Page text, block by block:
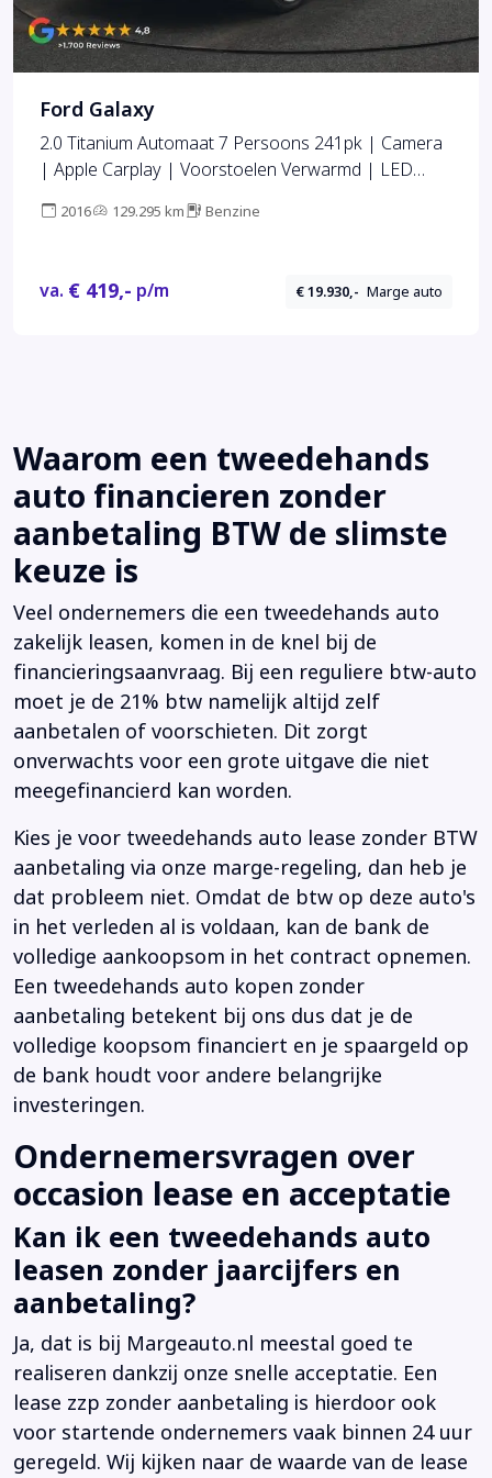
Ford Galaxy
2.0 Titanium Automaat 7 Persoons 241pk | Camera
| Apple Carplay | Voorstoelen Verwarmd | LED
2016 129.295 km Benzine
va. € 419,- p/m € 19.930,- Marge auto
Waarom een tweedehands
auto financieren zonder
aanbetaling BTW de slimste
keuze is
Veel ondernemers die een tweedehands auto
zakelijk leasen, komen in de knel bij de
financieringsaanvraag. Bij een reguliere btw-auto
moet je de 21% btw namelijk altijd zelf
aanbetalen of voorschieten. Dit zorgt
onverwachts voor een grote uitgave die niet
meegefinancierd kan worden.
Kies je voor tweedehands auto lease zonder BTW
aanbetaling via onze marge-regeling, dan heb je
dat probleem niet. Omdat de btw op deze auto's
in het verleden al is voldaan, kan de bank de
volledige aankoopsom in het contract opnemen.
Een tweedehands auto kopen zonder
aanbetaling betekent bij ons dus dat je de
volledige koopsom financiert en je spaargeld op
de bank houdt voor andere belangrijke
investeringen.
Ondernemersvragen over
occasion lease en acceptatie
Kan ik een tweedehands auto
leasen zonder jaarcijfers en
aanbetaling?
Ja, dat is bij Margeauto.nl meestal goed te
realiseren dankzij onze snelle acceptatie. Een
lease zzp zonder aanbetaling is hierdoor ook
voor startende ondernemers vaak binnen 24 uur
geregeld. Wij kijken naar de waarde van de lease